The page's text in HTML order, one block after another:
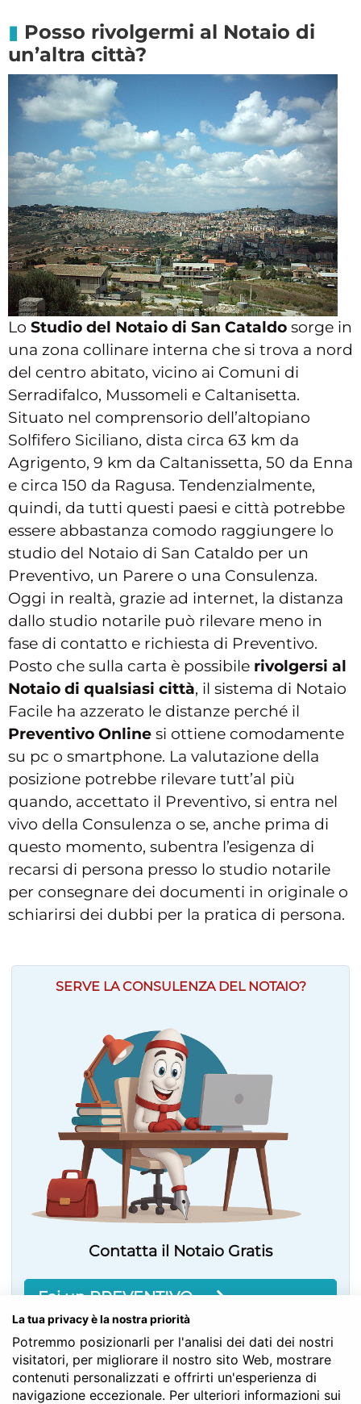
Posso rivolgermi al Notaio di
un’altra città?
Lo Studio del Notaio di San Cataldo sorge in
una zona collinare interna che si trova a nord
del centro abitato, vicino ai Comuni di
Serradifalco, Mussomeli e Caltanisetta.
Situato nel comprensorio dell’altopiano
Solfifero Siciliano, dista circa 63 km da
Agrigento, 9 km da Caltanissetta, 50 da Enna
e circa 150 da Ragusa. Tendenzialmente,
quindi, da tutti questi paesi e città potrebbe
essere abbastanza comodo raggiungere lo
studio del Notaio di San Cataldo per un
Preventivo, un Parere o una Consulenza.
Oggi in realtà, grazie ad internet, la distanza
dallo studio notarile può rilevare meno in
fase di contatto e richiesta di Preventivo.
Posto che sulla carta è possibile rivolgersi al
Notaio di qualsiasi città, il sistema di Notaio
Facile ha azzerato le distanze perché il
Preventivo Online si ottiene comodamente
su pc o smartphone. La valutazione della
posizione potrebbe rilevare tutt’al più
quando, accettato il Preventivo, si entra nel
vivo della Consulenza o se, anche prima di
questo momento, subentra l’esigenza di
recarsi di persona presso lo studio notarile
per consegnare dei documenti in originale o
schiarirsi dei dubbi per la pratica di persona.
SERVE LA CONSULENZA DEL NOTAIO?
Contatta il Notaio Gratis
Fai un PREVENTIVO
Notaio Acquisto Casa:
La tua privacy è la nostra priorità
Potremmo posizionarli per l'analisi dei dati dei nostri
visitatori, per migliorare il nostro sito Web, mostrare
contenuti personalizzati e offrirti un'esperienza di
navigazione eccezionale. Per ulteriori informazioni sui